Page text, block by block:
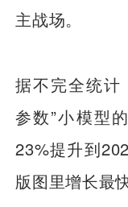
主战场。
据不完全统计
参数”小模型
23%提升到
版图里增长最